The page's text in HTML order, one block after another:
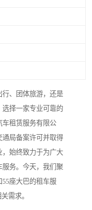
、团体旅游，还是
择一家专业可靠的
车租赁服务有限公
通局备案许可并取得
始终致力于为广大
服务。今天，我们聚
座大巴的租车服
需求。